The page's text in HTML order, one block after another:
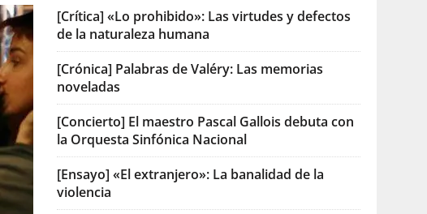
[Crítica] «Lo prohibido»: Las virtudes y defectos
de la naturaleza humana
[Crónica] Palabras de Valéry: Las memorias
noveladas
[Concierto] El maestro Pascal Gallois debuta con
la Orquesta Sinfónica Nacional
[Ensayo] «El extranjero»: La banalidad de la
violencia